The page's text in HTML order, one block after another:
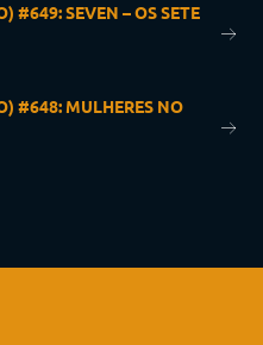
#649: SEVEN – OS SETE
#648: MULHERES NO